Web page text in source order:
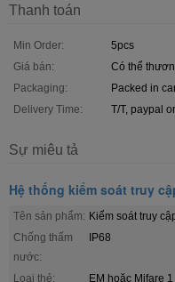
Thanh toán
Min Order:
5pcs
Giá bán:
Có thể
Packaging:
Packed in
Delivery Time:
T/T, paypal
Sự miêu tả
Hệ thống kiểm soát truy
Tên sản phẩm: Kiểm soát truy
Chống thấm
nước:
IP68
Loại thẻ:
EM hoặc Mifare 1